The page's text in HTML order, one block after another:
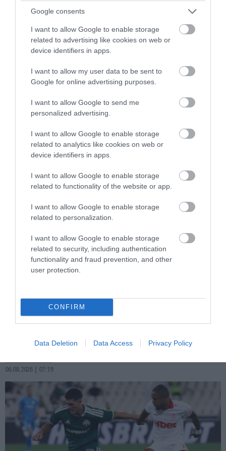
Google consents
I want to allow Google to enable storage
related to advertising like cookies on web or
device identifiers in apps.
I want to allow my user data to be sent to
Google for online advertising purposes.
I want to allow Google to send me
personalized advertising.
I want to allow Google to enable storage
related to analytics like cookies on web or
device identifiers in apps.
I want to allow Google to enable storage
related to functionality of the website or app.
I want to allow Google to enable storage
related to personalization.
I want to allow Google to enable storage
related to security, including authentication
functionality and fraud prevention, and other
user protection.
CONFIRM
Data Deletion Data Access Privacy Policy
PRONEWS.GR /ΑΛΛΑ ΣΠΟΡ
από το ιστορικό χρυσό της Βούλας
Πατουλίδου στους Ολυμπιακούς της
Βαρκελώνης
06.08.2026 | 07:32
PRONEWS.GR /ΠΑΡΑΣΚΗΝΙΟ
Το γκαράζ των εκατομμυρίων: Ο Κ.
Ferrari, Bugatti και hypercars (φώτο)
06.08.2026 | 07:19